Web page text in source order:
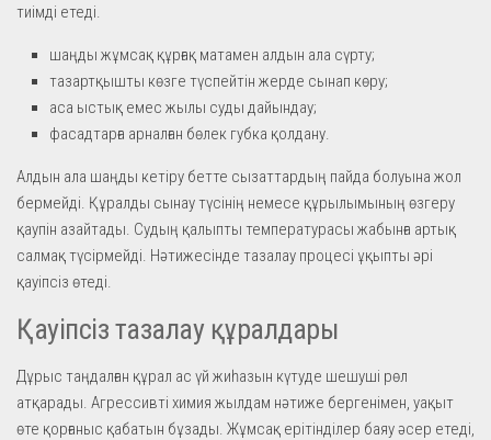
тиімді етеді.
шаңды жұмсақ құрғақ матамен алдын ала сүрту;
тазартқышты көзге түспейтін жерде сынап көру;
аса ыстық емес жылы суды дайындау;
фасадтарға арналған бөлек губка қолдану.
Алдын ала шаңды кетіру бетте сызаттардың пайда болуына жол
бермейді. Құралды сынау түсінің немесе құрылымының өзгеру
қаупін азайтады. Судың қалыпты температурасы жабынға артық
салмақ түсірмейді. Нәтижесінде тазалау процесі ұқыпты әрі
қауіпсіз өтеді.
Қауіпсіз тазалау құралдары
Дұрыс таңдалған құрал ас үй жиһазын күтуде шешуші рөл
атқарады. Агрессивті химия жылдам нәтиже бергенімен, уақыт
өте қорғаныс қабатын бұзады. Жұмсақ ерітінділер баяу әсер етеді,